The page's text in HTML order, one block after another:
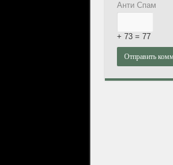
Анти Спам
+ 73 = 77